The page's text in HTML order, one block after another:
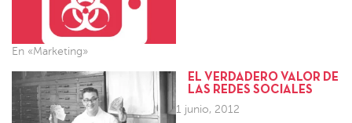
En «Marketing»
EL VERDADERO VALOR DE
LAS REDES SOCIALES
1 junio, 2012